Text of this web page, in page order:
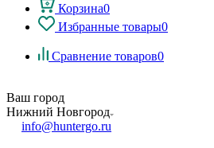
Корзина0
Избранные товары0
Сравнение товаров0
Ваш город
Нижний Новгород
info@huntergo.ru